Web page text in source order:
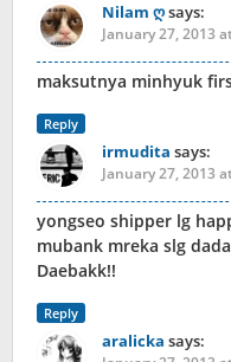
Nilam ღsays:
January 27, 2013
maksutnya minhyuk
Reply
irmudita says:
January 27, 2013
yongseo shipper lg
mubank mreka slg
Daebakk!!
Reply
aralicka says: